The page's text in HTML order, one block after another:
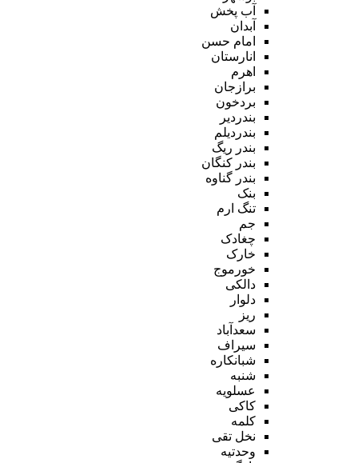
آب پخش
آبدان
امام حسن
انارستان
اهرم
برازجان
بردخون
بندردیر
بندردیلم
بندر ریگ
بندر کنگان
بندر گناوه
بنک
تنگ ارم
جم
چغادک
خارک
خورموج
دالکی
دلوار
ریز
سعدآباد
سیراف
شبانکاره
شنبه
عسلویه
کاکی
کلمه
نخل تقی
وحدتیه